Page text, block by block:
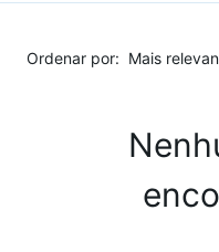
Ordenar por: Mais